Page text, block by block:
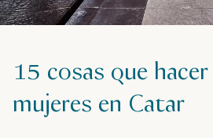
15 cosas que
mujeres en Catar